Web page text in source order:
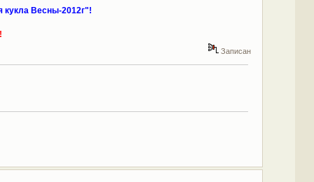
кукла Весны-2012г"!
Записан